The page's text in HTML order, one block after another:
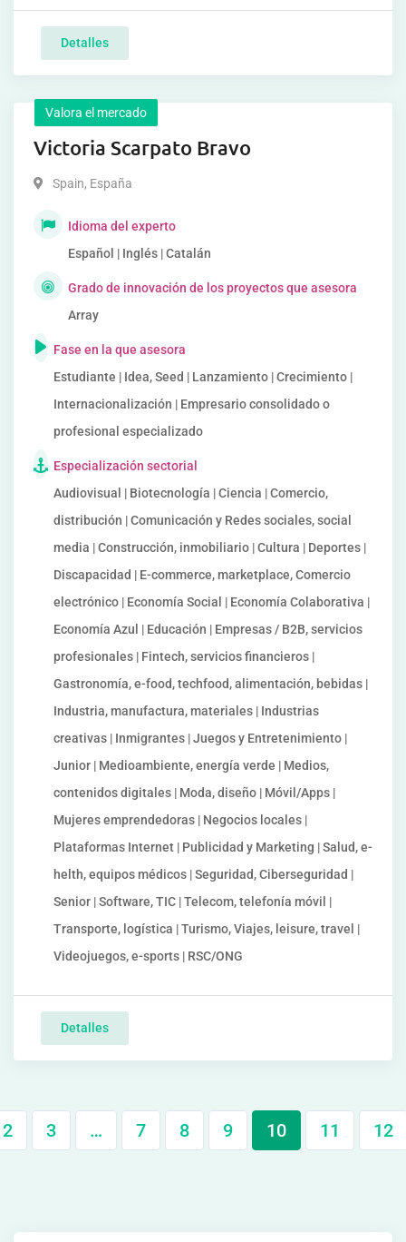
Detalles
Valora el mercado
Victoria Scarpato Bravo
Spain, España
Idioma del experto
Español | Inglés | Catalán
Grado de innovación de los proyectos que asesora
Array
Fase en la que asesora
Estudiante | Idea, Seed | Lanzamiento | Crecimiento |
Internacionalización | Empresario consolidado o
profesional especializado
Especialización sectorial
Audiovisual | Biotecnología | Ciencia | Comercio,
distribución | Comunicación y Redes sociales, social
media | Construcción, inmobiliario | Cultura | Deportes |
Discapacidad | E-commerce, marketplace, Comercio
electrónico | Economía Social | Economía Colaborativa |
Economía Azul | Educación | Empresas / B2B, servicios
profesionales | Fintech, servicios financieros |
Gastronomía, e-food, techfood, alimentación, bebidas |
Industria, manufactura, materiales | Industrias
creativas | Inmigrantes | Juegos y Entretenimiento |
Junior | Medioambiente, energía verde | Medios,
contenidos digitales | Moda, diseño | Móvil/Apps |
Mujeres emprendedoras | Negocios locales |
Plataformas Internet | Publicidad y Marketing | Salud, e-
helth, equipos médicos | Seguridad, Ciberseguridad |
Senior | Software, TIC | Telecom, telefonía móvil |
Transporte, logística | Turismo, Viajes, leisure, travel |
Videojuegos, e-sports | RSC/ONG
Detalles
2 3 … 7 8 9 10 11 12